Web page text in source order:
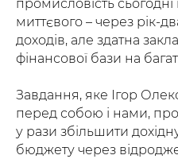
промисловість
миттєвого – через рік-
доходів, але здатна
фінансової бази на
Завдання, яке Ігор
перед собою і нами,
у рази збільшити
бюджету через